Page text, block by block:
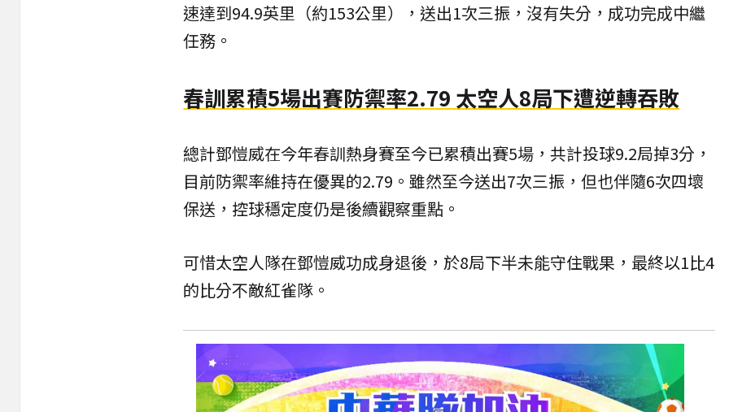
速達到94.9英里（約153公里），送出1次三振，沒有失分，成功完成中繼
任務。
春訓累積5場出賽防禦率2.79 太空人8局下遭逆轉吞敗
總計鄧愷威在今年春訓熱身賽至今已累積出賽5場，共計投球9.2局掉3分，
目前防禦率維持在優異的2.79。雖然至今送出7次三振，但也伴隨6次四壞
保送，控球穩定度仍是後續觀察重點。
可惜太空人隊在鄧愷威功成身退後，於8局下半未能守住戰果，最終以1比4
的比分不敵紅雀隊。